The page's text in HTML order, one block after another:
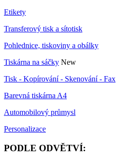
Etikety
Transferový tisk a sítotisk
Pohlednice, tiskoviny a obálky
Tiskárna na sáčky New
Tisk - Kopírování - Skenování - Fax
Barevná tiskárna A4
Automobilový průmysl
Personalizace
PODLE ODVĚTVÍ: